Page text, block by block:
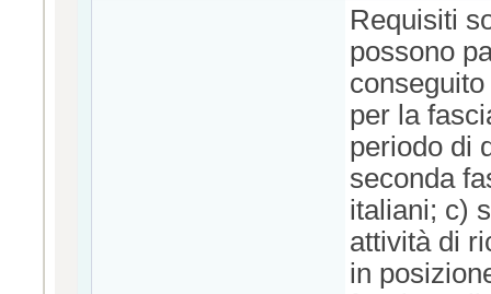
Requisiti
possono
per la
periodo di
seconda
italiani; c)
attività di
in